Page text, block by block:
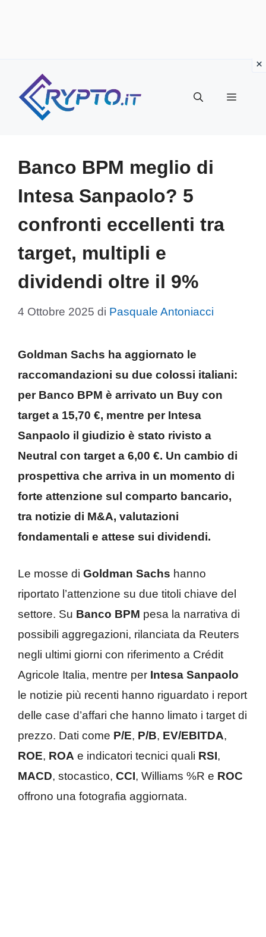
contenuto
Menu
Banco BPM meglio di
Intesa Sanpaolo? 5
confronti eccellenti tra
target, multipli e
dividendi oltre il 9%
4 Ottobre 2025 di Pasquale Antoniacci
Goldman Sachs ha aggiornato le
raccomandazioni su due colossi italiani:
per Banco BPM è arrivato un Buy con
target a 15,70 €, mentre per Intesa
Sanpaolo il giudizio è stato rivisto a
Neutral con target a 6,00 €. Un cambio di
prospettiva che arriva in un momento di
forte attenzione sul comparto bancario,
tra notizie di M&A, valutazioni
fondamentali e attese sui dividendi.
Le mosse di Goldman Sachs hanno
riportato l’attenzione su due titoli chiave del
settore. Su Banco BPM pesa la narrativa di
possibili aggregazioni, rilanciata da Reuters
negli ultimi giorni con riferimento a Crédit
Agricole Italia, mentre per Intesa Sanpaolo
le notizie più recenti hanno riguardato i report
delle case d’affari che hanno limato i target di
prezzo. Dati come P/E, P/B, EV/EBITDA,
ROE, ROA e indicatori tecnici quali RSI,
MACD, stocastico, CCI, Williams %R e ROC
offrono una fotografia aggiornata.